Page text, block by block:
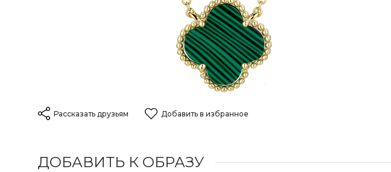
Рассказать друзьям Добавить в избранное
ДОБАВИТЬ К ОБРАЗУ